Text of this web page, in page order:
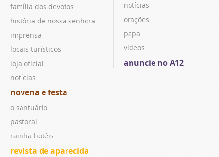
família dos devotos
história de nossa senhora
imprensa
locais turísticos
loja oficial
notícias
novena e festa
o santuário
pastoral
rainha hotéis
revista de aparecida
notícias
orações
papa
vídeos
anuncie no A12